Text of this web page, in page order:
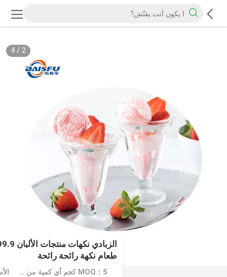
2
/
4
طعام نكهة رائحة رائحة
MOQ：5 كجم أي كمية من العبوات المخصصة لا يوجد حد أدنى للطلب